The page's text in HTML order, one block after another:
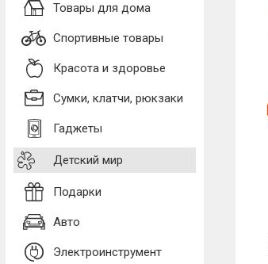
Товары для дома
Спортивные товары
Красота и здоровье
Сумки, клатчи, рюкзаки
Гаджеты
Детский мир
Подарки
Авто
Электроинструмент